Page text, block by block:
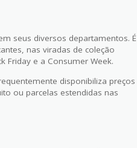
seus diversos departamentos. É
nas viradas de coleção
Friday e a Consumer Week.
disponibiliza preços
ou parcelas estendidas nas